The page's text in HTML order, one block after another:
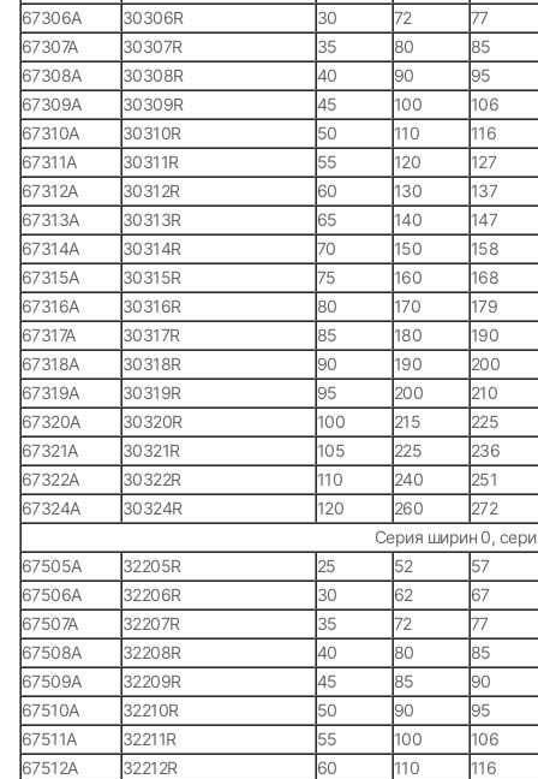
67306А
30306R 30 72
77
67307А
30307R 35 80
85
67308А
30308R 40 90
95
67309А
30309R 45 100
106
67310А
30310R 50 110
116
67311А
30311R 55 120
127
67312А
30312R 60 130
137
67313А
30313R 65 140
147
67314А
30314R 70 150
158
67315А
30315R 75 160
168
67316А
30316R 80 170
179
67317А
30317R 85 180
190
67318А
30318R 90 190
200
67319А
30319R 95 200
210
67320А
30320R 100 215
225
67321А
30321R 105 225
236
67322А
30322R 110 240
251
67324А
30324R 120 260
272
Серия ширин 0,
67505А
32205R 25 52
57
67506А
32206R 30 62
67
67507А
32207R 35 72
77
67508А
32208R 40 80
85
67509А
32209R 45 85
90
67510А
32210R 50 90
95
67511А
32211R 55 100
106
67512А
32212R 60 110
116